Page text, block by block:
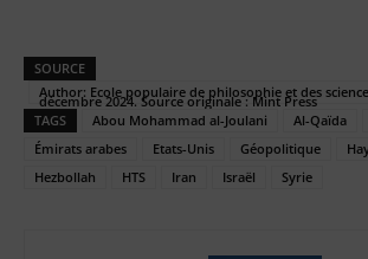
SOURCE
Author: Ecole populaire de philosophie et des
décembre 2024. Source originale : Mint Press
TAGS
Abou Mohammad al-Joulani Al-Qaïda
Émirats arabes
Etats-Unis Géopolitique
Hezbollah
HTS Iran Israël Syrie